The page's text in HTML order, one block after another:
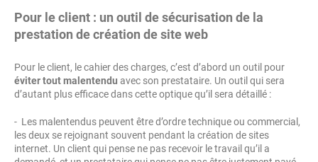
Pour le client : un outil de sécurisation de la
prestation de création de site web
Pour le client, le cahier des charges, c’est d’abord un outil pour
éviter tout malentendu avec son prestataire. Un outil qui sera
d’autant plus efficace dans cette optique qu’il sera détaillé :
- Les malentendus peuvent être d’ordre technique ou commercial,
les deux se rejoignant souvent pendant la création de sites
internet. Un client qui pense ne pas recevoir le travail qu’il a